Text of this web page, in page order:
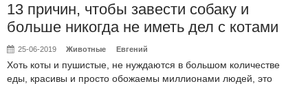
13 причин, чтобы завести собаку и
больше никогда не иметь дел с котами
25-06-2019 Животные Евгений
Хоть коты и пушистые, не нуждаются в большом количестве
еды, красивы и просто обожаемы миллионами людей, это